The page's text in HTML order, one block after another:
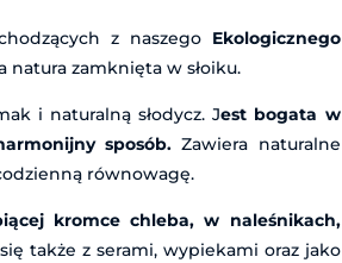
z naszegoEkologicznego
natura zamknięta w słoiku.
i naturalną słodycz. Jest bogata w
sposób. Zawiera naturalne
równowagę.
kromce chleba, w naleśnikach,
także z serami, wypiekami oraz jako